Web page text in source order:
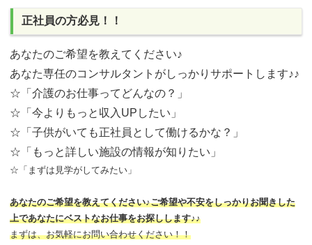
正社員の方必見！！
あなたのご希望を教えてください♪
あなた専任のコンサルタントがしっかりサポートします♪♪
☆「介護のお仕事ってどんなの？」
☆「今よりもっと収入UPしたい」
☆「子供がいても正社員として働けるかな？」
☆「もっと詳しい施設の情報が知りたい」
☆「まずは見学がしてみたい」
あなたのご希望を教えてください♪ご希望や不安をしっかりお聞きした
上であなたにベストなお仕事をお探しします♪♪
まずは、お気軽にお問い合わせください！！